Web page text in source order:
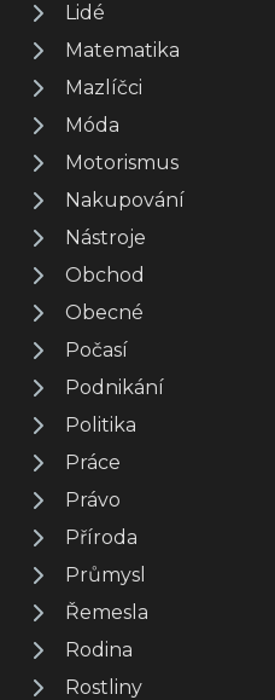
Lidé
Matematika
Mazlíčci
Móda
Motorismus
Nakupování
Nástroje
Obchod
Obecné
Počasí
Podnikání
Politika
Práce
Právo
Příroda
Průmysl
Řemesla
Rodina
Rostliny